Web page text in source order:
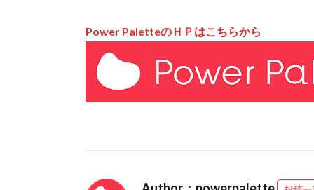
Power PaletteのＨＰはこちらから